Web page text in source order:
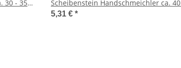
30 - 35
Scheibenstein Handschmeichler ca. 40 - 45
mm
5,31 € *